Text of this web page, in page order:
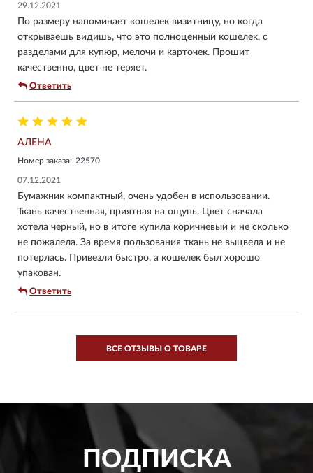
29.12.2021
По размеру напоминает кошелек визитницу, но когда
открываешь видишь, что это полноценный кошелек, с
разделами для купюр, мелочи и карточек. Прошит
качественно, цвет не теряет.
Ответить
АЛЕНА
Номер заказа: 22570
07.12.2021
Бумажник компактный, очень удобен в использовании.
Ткань качественная, приятная на ощупь. Цвет сначала
хотела черный, но в итоге купила коричневый и не сколько
не пожалела. За время пользования ткань не выцвела и не
потерлась. Привезли быстро, а кошелек был хорошо
упакован.
Ответить
ВСЕ ОТЗЫВЫ О ТОВАРЕ
ПОДПИСКА